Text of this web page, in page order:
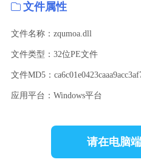
文件属性
文件名称：zqumoa.dll
文件类型：32位PE文件
应用平台：Windows平台
请在电脑